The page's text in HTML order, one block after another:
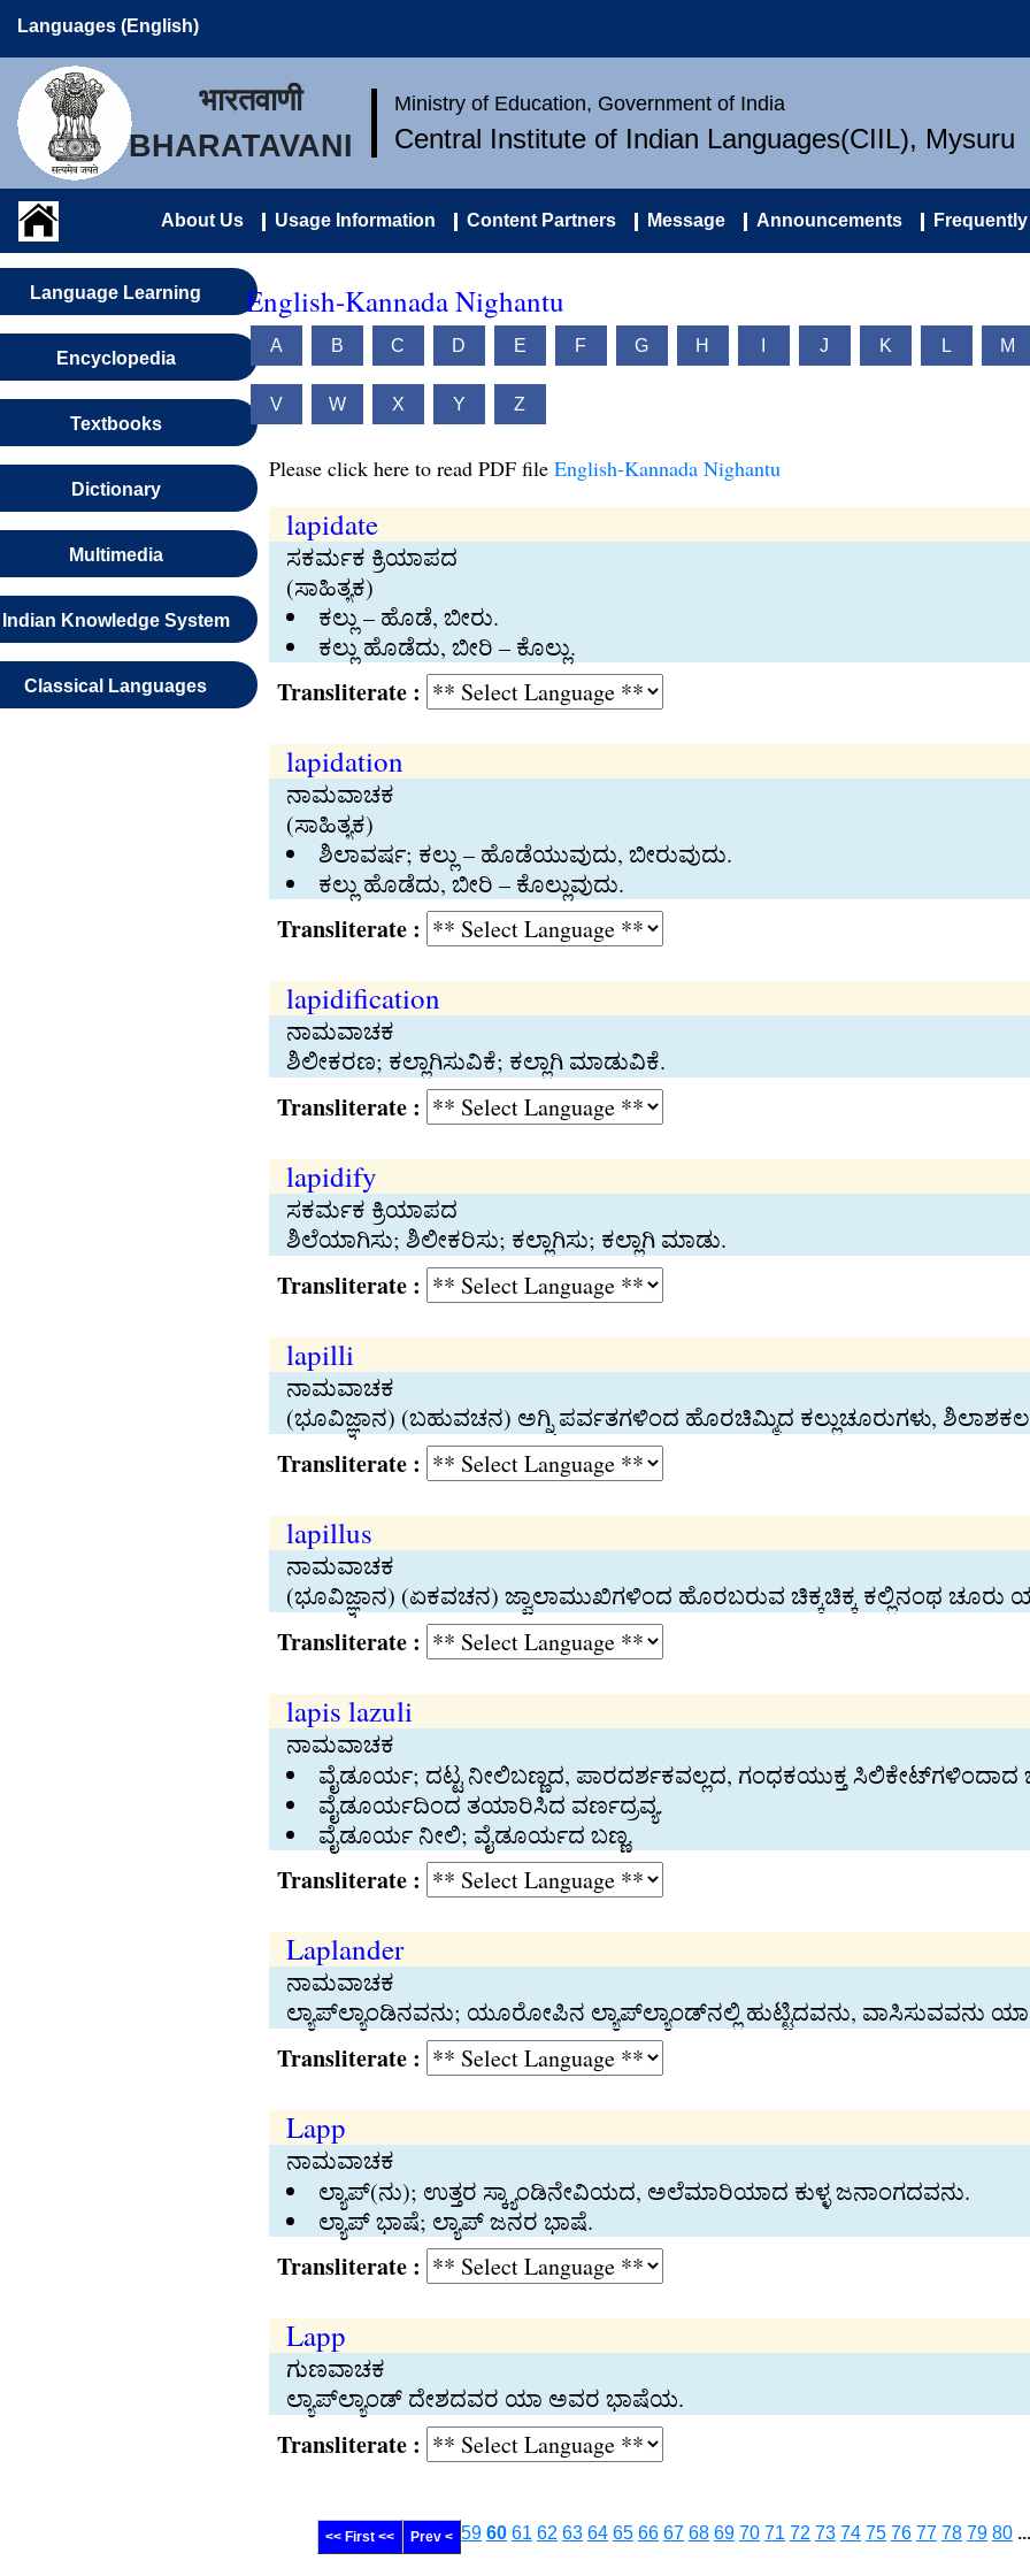
Languages (English)
भारतवाणी
BHARATAVANI
Ministry of Education, Government of India
Central Institute of Indian Languages(CIIL), Mysuru
About Us Usage Information Content Partners Message Announcements
Language Learning
Encyclopedia
Textbooks
Dictionary
Multimedia
Indian Knowledge System
Classical Languages
English-Kannada Nighantu
A B C D E F G H J K L M
V W X Y Z
Please click here to read PDF file English-Kannada Nighantu
lapidate
ಸಕರ್ಮಕ ಕ್ರಿಯಾಪದ
(ಸಾಹಿತ್ಯಕ)
ಕಲ್ಲು – ಹೊಡೆ, ಬೀರು.
ಕಲ್ಲು ಹೊಡೆದು, ಬೀರಿ – ಕೊಲ್ಲು.
Transliterate :
lapidation
ನಾಮವಾಚಕ
(ಸಾಹಿತ್ಯಕ)
ಶಿಲಾವರ್ಷ; ಕಲ್ಲು – ಹೊಡೆಯುವುದು, ಬೀರುವುದು.
ಕಲ್ಲು ಹೊಡೆದು, ಬೀರಿ – ಕೊಲ್ಲುವುದು.
Transliterate :
lapidification
ನಾಮವಾಚಕ
ಶಿಲೀಕರಣ; ಕಲ್ಲಾಗಿಸುವಿಕೆ; ಕಲ್ಲಾಗಿ ಮಾಡುವಿಕೆ.
Transliterate :
lapidify
ಸಕರ್ಮಕ ಕ್ರಿಯಾಪದ
ಶಿಲೆಯಾಗಿಸು; ಶಿಲೀಕರಿಸು; ಕಲ್ಲಾಗಿಸು; ಕಲ್ಲಾಗಿ ಮಾಡು.
Transliterate :
lapilli
ನಾಮವಾಚಕ
(ಭೂವಿಜ್ಞಾನ) (ಬಹುವಚನ) ಅಗ್ನಿ ಪರ್ವತಗಳಿಂದ ಹೊರಚಿಮ್ಮಿದ ಕಲ್ಲುಚೂರುಗಳು,
Transliterate :
lapillus
ನಾಮವಾಚಕ
(ಭೂವಿಜ್ಞಾನ) (ಏಕವಚನ) ಜ್ವಾಲಾಮುಖಿಗಳಿಂದ ಹೊರಬರುವ ಚಿಕ್ಕಚಿಕ್ಕ ಕಲ್ಲಿನಂಥ ಚೂರು
Transliterate :
lapis lazuli
ನಾಮವಾಚಕ
ವೈಡೂರ್ಯ; ದಟ್ಟ ನೀಲಿಬಣ್ಣದ, ಪಾರದರ್ಶಕವಲ್ಲದ, ಗಂಧಕಯುಕ್ತ ಸಿಲಿಕೇಟ್‍ಗಳಿಂದಾದ
ವೈಡೂರ್ಯದಿಂದ ತಯಾರಿಸಿದ ವರ್ಣದ್ರವ್ಯ.
ವೈಡೂರ್ಯ ನೀಲಿ; ವೈಡೂರ್ಯದ ಬಣ್ಣ.
Transliterate :
Laplander
ನಾಮವಾಚಕ
ಲ್ಯಾಪ್‍ಲ್ಯಾಂಡಿನವನು; ಯೂರೋಪಿನ ಲ್ಯಾಪ್‍ಲ್ಯಾಂಡ್‍ನಲ್ಲಿ ಹುಟ್ಟಿದವನು, ವಾಸಿಸುವವನು
Transliterate :
Lapp
ನಾಮವಾಚಕ
ಲ್ಯಾಪ್‍(ನು); ಉತ್ತರ ಸ್ಕ್ಯಾಂಡಿನೇವಿಯದ, ಅಲೆಮಾರಿಯಾದ ಕುಳ್ಳ ಜನಾಂಗದವನು.
ಲ್ಯಾಪ್‍ ಭಾಷೆ; ಲ್ಯಾಪ್‍ ಜನರ ಭಾಷೆ.
Transliterate :
Lapp
ಗುಣವಾಚಕ
ಲ್ಯಾಪ್‍ಲ್ಯಾಂಡ್‍ ದೇಶದವರ ಯಾ ಅವರ ಭಾಷೆಯ.
Transliterate :
<< First << Prev < 59 60 61 62 63 64 65 66 67 68 69 70 71 72 73 74 75 76 77 78 79 80